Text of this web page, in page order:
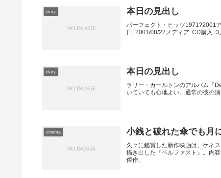
diary 本日の見出し
パーフェクト・ヒッツ1971?2001
日: 2001/08/22メディア: CD購入:
diary 本日の見出し
ラリー・カールトンのアルバム『
いていても心地よい。通常の彼の
cinema 小銭と破れた傘でも月
久々に鑑賞した新作映画は、ケネ
描き出した『ベルファスト』。内
傑作。